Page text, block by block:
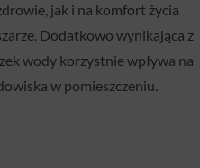
jak i na komfort życia
Dodatkowo wynikająca z
wody korzystnie wpływa na
w pomieszczeniu.